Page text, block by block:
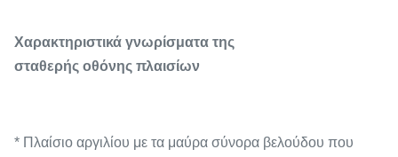
Χαρακτηριστικά γνωρίσματα της
σταθερής οθόνης πλαισίων
* Πλαίσιο αργιλίου με τα μαύρα σύνορα βελούδου που